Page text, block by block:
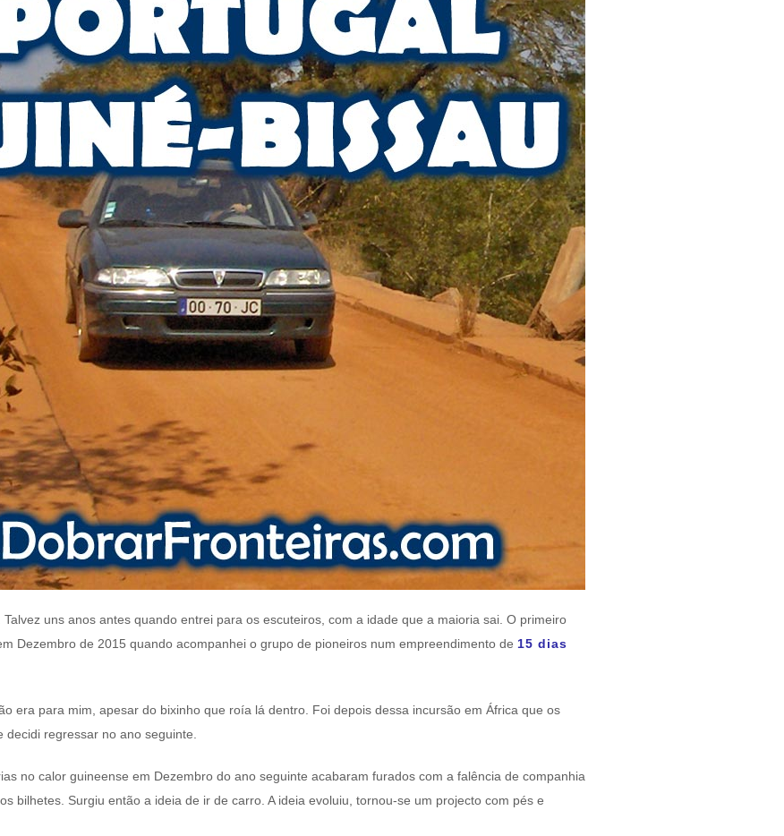
uns anos antes quando entrei para os escuteiros, com a idade que a maioria sai. O primeiro
Dezembro de 2015 quando acompanhei o grupo de pioneiros num empreendimento de 15 dias
era para mim, apesar do bixinho que roía lá dentro. Foi depois dessa incursão em África que os
regressar no ano seguinte.
no calor guineense em Dezembro do ano seguinte acabaram furados com a falência de companhia
bilhetes. Surgiu então a ideia de ir de carro. A ideia evoluiu, tornou-se um projecto com pés e